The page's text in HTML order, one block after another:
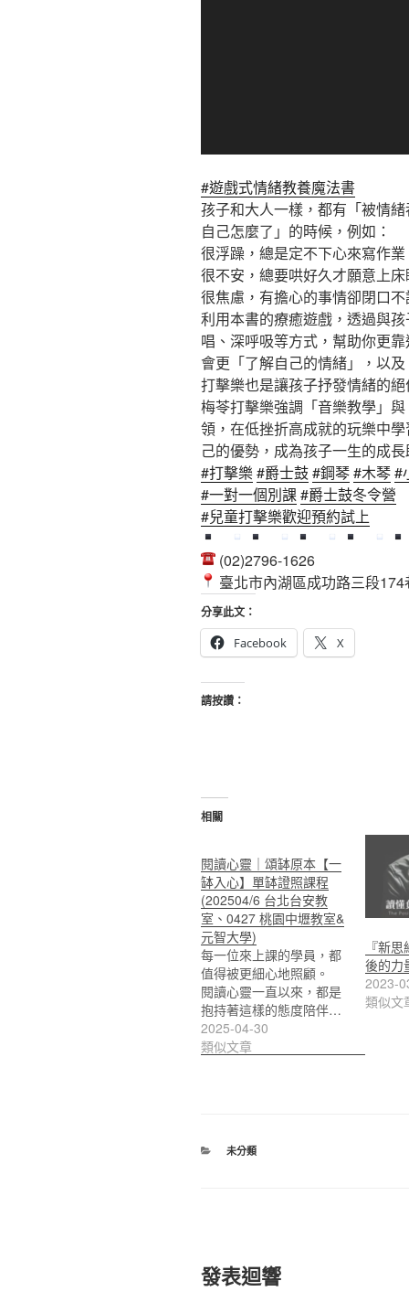
#遊戲式情緒教養魔法書
孩子和大人一樣，都有「被情
自己怎麼了」的時候，例如：
很浮躁，總是定不下心來寫作業
很不安，總要哄好久才願意上床
很焦慮，有擔心的事情卻閉口
利用本書的療癒遊戲，透過與
唱、深呼吸等方式，幫助你更
會更「了解自己的情緒」，以
打擊樂也是讓孩子抒發情緒的絕
梅苓打擊樂強調「音樂教學」
領，在低挫折高成就的玩樂中
己的優勢，成為孩子一生的成長
#打擊樂#爵士鼓#鋼琴#木琴#
#一對一個別課#爵士鼓冬令營
#兒童打擊樂歡迎預約試上
(02)2796-1626
臺北市內湖區成功路三段
分享此文：
Facebook
X
請按讚：
相關
閱讀心靈｜頌缽原本【一
缽入心】單缽證照課程
(202504/6 台北台安教
室、0427 桃園中壢教室&
元智大學)
每一位來上課的學員，都
值得被更細心地照顧。
閱讀心靈一直以來，都是
抱持著這樣的態度陪伴…
2025-04-30
類似文章
『新
後的力
2023-
類似文
分
未分類
發表迴響